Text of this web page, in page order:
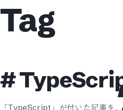
Tag
#
「TypeScript 」が付いた記事を